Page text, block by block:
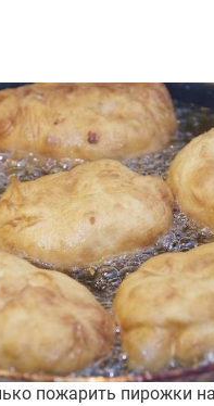
пожарить пирожки